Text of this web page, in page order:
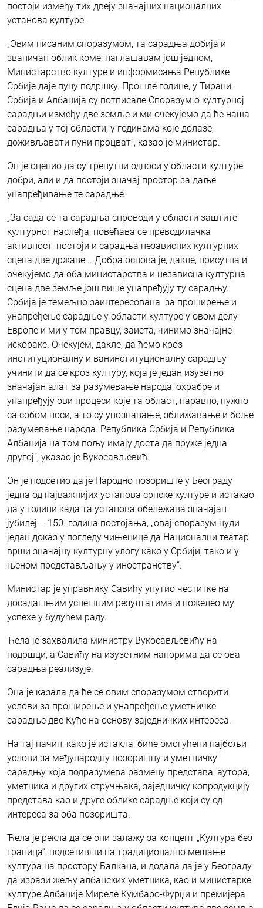
постоји између тих двеју значајних националних
установа културе.
„Овим писаним споразумом, та сарадња добија и
званичан облик коме, наглашавам још једном,
Министарство културе и информисања Републике
Србије даје пуну подршку. Прошле године, у Тирани,
Србија и Албанија су потписале Споразум о културној
сарадњи између две земље и ми очекујемо да ће наша
сарадња у тој области, у годинама које долазе,
доживљавати пуни процват“, казао је министар.
Он је оценио да су тренутни односи у области културе
добри, али и да постоји значај простор за даље
унапређивање те сарадње.
„За сада се та сарадња спроводи у области заштите
културног наслеђа, повећава се преводилачка
активност, постоји и сарадња независних културних
сцена две државе... Добра основа је, дакле, присутна и
очекујемо да оба министарства и независна културна
сцена две земље још више унапређују ту сарадњу.
Србија је темељно заинтересована за проширење и
унапређење сарадње у области културе у овом делу
Европе и ми у том правцу, заиста, чинимо значајне
искораке. Очекујем, дакле, да ћемо кроз
институционалну и ванинституционалну сарадњу
учинити да се кроз културу, која је један изузетно
значајан алат за разумевање народа, охрабре и
унапређују ови процеси које та област, наравно, нужно
са собом носи, а то су упознавање, зближавање и боље
разумевање народа. Република Србија и Република
Албанија на том пољу имају доста да пруже једна
другој“, указао је Вукосављевић.
Он је подсетио да је Народно позориште у Београду
једна од најважнијих установа српске културе и истакао
да у години када та установа обележава значајан
јубилеј – 150. година постојања, „овај споразум нуди
један доказ у погледу чињенице да Национални театар
врши значајну културну улогу како у Србији, тако и у
њеном представљању у иностранству“.
Министар је управнику Савићу упутио честитке на
досадашњим успешним резултатима и пожелео му
успехе у будућем раду.
Ћела је захвалила министру Вукосављевићу на
подршци, а Савићу на изузетним напорима да се ова
сарадња реализује.
Она је казала да ће се овим споразумом створити
услови за проширење и унапређење уметничке
сарадње две Куће на основу заједничких интереса.
На тај начин, како је истакла, биће омогућени најбољи
услови за међународну позоришну и уметничку
сарадњу која подразумева размену представа, аутора,
уметника и других стручњака, заједничку копродукцију
представа као и друге облике сарадње који су од
интереса за оба позоришта.
Ћела је рекла да се они залажу за концепт „Култура без
граница“, подсетивши на традиционално мешање
култура на простору Балкана, и додала да је у Београду
да изрази жељу албанских уметника, као и министарке
културе Албаније Миреле Кумбаро-Фурџи и премијера